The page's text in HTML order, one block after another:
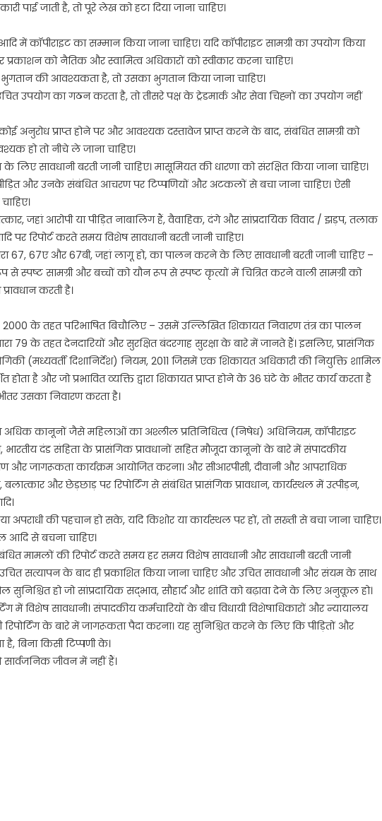
पाई जाती है, तो पूरे लेख को हटा दिया जाना चाहिए।
में कॉपीराइट का सम्मान किया जाना चाहिए। यदि कॉपीराइट सामग्री का उपयोग किया
प्रकाशन को नैतिक और स्वामित्व अधिकारों को स्वीकार करना चाहिए।
की आवश्यकता है, तो उसका भुगतान किया जाना चाहिए।
उपयोग का गठन करता है, तो तीसरे पक्ष के ट्रेडमार्क और सेवा चिह्नों का उपयोग नहीं
अनुरोध प्राप्त होने पर और आवश्यक दस्तावेज प्राप्त करने के बाद, संबंधित सामग्री को
हो तो नीचे ले जाना चाहिए।
सावधानी बरती जानी चाहिए। मासूमियत की धारणा को संरक्षित किया जाना चाहिए।
और उनके संबंधित आचरण पर टिप्पणियों और अटकलों से बचा जाना चाहिए। ऐसी
जहां आरोपी या पीड़ित नाबालिग हैं, वैवाहिक, दंगे और सांप्रदायिक विवाद / झड़प, तलाक
रिपोर्ट करते समय विशेष सावधानी बरती जानी चाहिए।
67, 67ए और 67बी, जहां लागू हो, का पालन करने के लिए सावधानी बरती जानी चाहिए –
से स्पष्ट सामग्री और बच्चों को यौन रूप से स्पष्ट कृत्यों में चित्रित करने वाली सामग्री को
करती है।
2000 के तहत परिभाषित बिचौलिए – उसमें उल्लिखित शिकायत निवारण तंत्र का पालन
79 के तहत देनदारियों और सुरक्षित बंदरगाह सुरक्षा के बारे में जानते हैं। इसलिए, प्रासंगिक
(मध्यवर्ती दिशानिर्देश) नियम, 2011 जिसमें एक शिकायत अधिकारी की नियुक्ति शामिल
होता है और जो प्रभावित व्यक्ति द्वारा शिकायत प्राप्त होने के 36 घंटे के भीतर कार्य करता है
उसका निवारण करता है।
अधिक कानूनों जैसे महिलाओं का अश्लील प्रतिनिधित्व (निषेध) अधिनियम, कॉपीराइट
दंड संहिता के प्रासंगिक प्रावधानों सहित मौजूदा कानूनों के बारे में संपादकीय
और जागरूकता कार्यक्रम आयोजित करना। और सीआरपीसी, दीवानी और आपराधिक
और छेड़छाड़ पर रिपोर्टिंग से संबंधित प्रासंगिक प्रावधान, कार्यस्थल में उत्पीड़न,
अपराधी की पहचान हो सके, यदि किशोर या कार्यस्थल पर हों, तो सख्ती से बचा जाना चाहिए।
आदि से बचना चाहिए।
मामलों की रिपोर्ट करते समय हर समय विशेष सावधानी और सावधानी बरती जानी
सत्यापन के बाद ही प्रकाशित किया जाना चाहिए और उचित सावधानी और संयम के साथ
सुनिश्चित हो जो सांप्रदायिक सद्भाव, सौहार्द और शांति को बढ़ावा देने के लिए अनुकूल हो।
में विशेष सावधानी। संपादकीय कर्मचारियों के बीच विधायी विशेषाधिकारों और न्यायालय
के बारे में जागरूकता पैदा करना। यह सुनिश्चित करने के लिए कि पीड़ितों और
बिना किसी टिप्पणी के।
जीवन में नहीं हैं।